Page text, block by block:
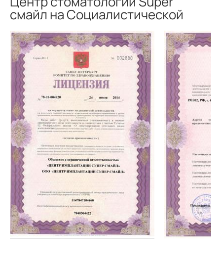
смайл на Социалистической